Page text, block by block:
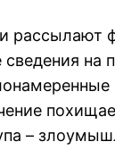
рассылают
на
–